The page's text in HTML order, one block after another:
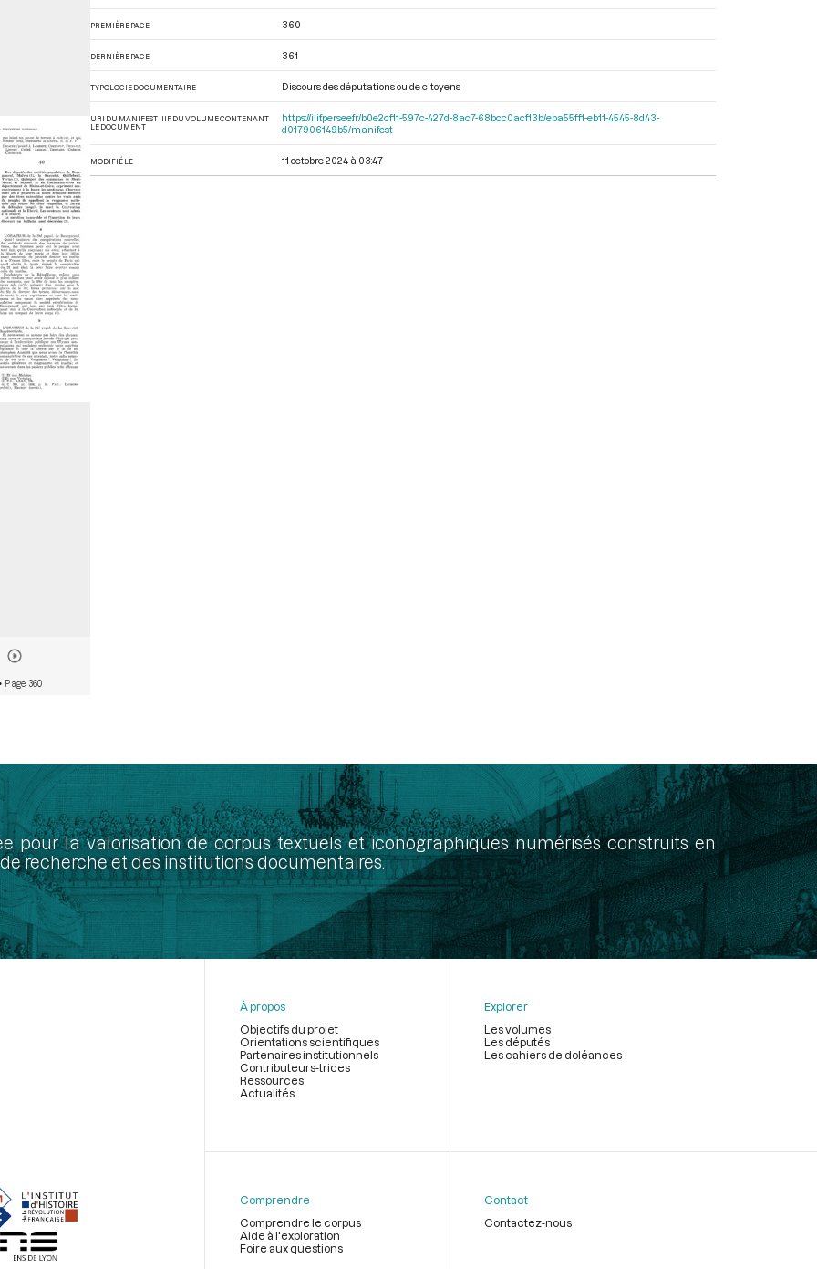
• Page 360
PREMIÈRE PAGE 360
DERNIÈRE PAGE 361
TYPOLOGIE DOCUMENTAIRE Discours des députations ou de citoyens
URI DU MANIFEST IIIF DU VOLUME CONTENANT
LE DOCUMENT
https://iiif.persee.fr/b0e2cf11-597c-427d-8ac7-68bcc0acf13b/eba55ff1-eb11-4545-8d43-
d017906149b5/manifest
MODIFIÉ LE 11 octobre 2024 à 03:47
pour la valorisation de corpus textuels et iconographiques numérisés construits en
recherche et des institutions documentaires.
page
À propos
Objectifs du projet
Orientations scientifiques
Partenaires institutionnels
Contributeurs-trices
Ressources
Actualités
Explorer
Les volumes
Les députés
Les cahiers de doléances
Comprendre
Comprendre le corpus
Aide à l'exploration
Foire aux questions
Contact
Contactez-nous